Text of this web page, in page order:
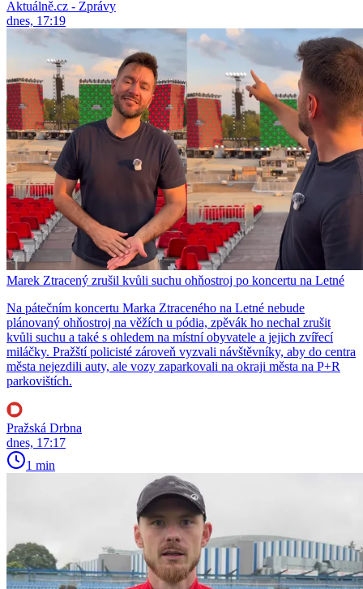
Aktuálně.cz - Zprávy
dnes, 17:19
Marek Ztracený zrušil kvůli suchu ohňostroj po koncertu na Letné
Na pátečním koncertu Marka Ztraceného na Letné nebude
plánovaný ohňostroj na věžích u pódia, zpěvák ho nechal zrušit
kvůli suchu a také s ohledem na místní obyvatele a jejich zvířecí
miláčky. Pražští policisté zároveň vyzvali návštěvníky, aby do centra
města nejezdili auty, ale vozy zaparkovali na okraji města na P+R
parkovištích.
Pražská Drbna
dnes, 17:17
1 min